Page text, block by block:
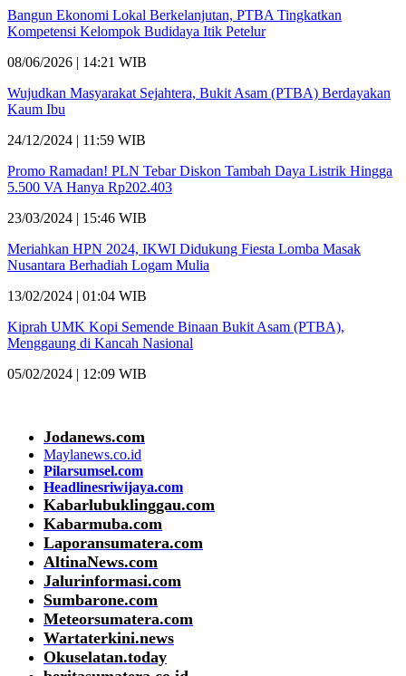
Bangun Ekonomi Lokal Berkelanjutan, PTBA Tingkatkan
Kompetensi Kelompok Budidaya Itik Petelur
08/06/2026 | 14:21 WIB
Wujudkan Masyarakat Sejahtera, Bukit Asam (PTBA) Berdayakan
Kaum Ibu
24/12/2024 | 11:59 WIB
Promo Ramadan! PLN Tebar Diskon Tambah Daya Listrik Hingga
5.500 VA Hanya Rp202.403
23/03/2024 | 15:46 WIB
Meriahkan HPN 2024, IKWI Didukung Fiesta Lomba Masak
Nusantara Berhadiah Logam Mulia
13/02/2024 | 01:04 WIB
Kiprah UMK Kopi Semende Binaan Bukit Asam (PTBA),
Menggaung di Kancah Nasional
05/02/2024 | 12:09 WIB
Jodanews.com
Maylanews.co.id
Pilarsumsel.com
Headlinesriwijaya.com
Kabarlubuklinggau.com
Kabarmuba.com
Laporansumatera.com
AltinaNews.com
Jalurinformasi.com
Sumbarone.com
Meteorsumatera.com
Wartaterkini.news
Okuselatan.today